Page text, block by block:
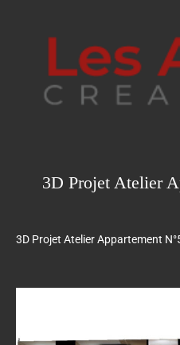
3D Projet Atelier
3D Projet Atelier Appartement